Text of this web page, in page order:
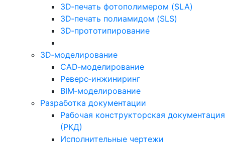
3D‑печать фотополимером (SLA)
3D‑печать полиамидом (SLS)
3D‑прототипирование
3D‑моделирование
CAD‑моделирование
Реверс‑инжиниринг
BIM‑моделирование
Разработка документации
Рабочая конструкторская документация
(РКД)
Исполнительные чертежи